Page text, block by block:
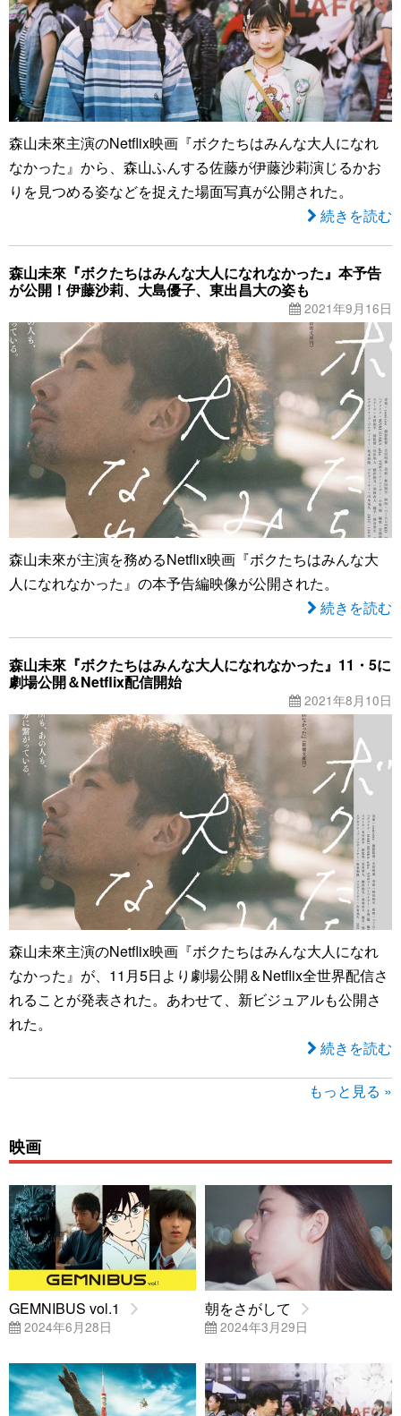
森山未來主演のNetflix映画『ボクたちはみんな大人になれ
なかった』から、森山ふんする佐藤が伊藤沙莉演じるかお
りを見つめる姿などを捉えた場面写真が公開された。
続きを読む
森山未來『ボクたちはみんな大人になれなかった』本予告
が公開！伊藤沙莉、大島優子、東出昌大の姿も
2021年9月16日
森山未來が主演を務めるNetflix映画『ボクたちはみんな大
人になれなかった』の本予告編映像が公開された。
続きを読む
森山未來『ボクたちはみんな大人になれなかった』11・5に
劇場公開＆Netflix配信開始
2021年8月10日
森山未來主演のNetflix映画『ボクたちはみんな大人になれ
なかった』が、11月5日より劇場公開＆Netflix全世界配信さ
れることが発表された。あわせて、新ビジュアルも公開さ
れた。
続きを読む
もっと見る »
映画
GEMNIBUS vol.1
2024年6月28日
朝をさがして
2024年3月29日